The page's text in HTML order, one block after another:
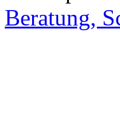
Beratung,